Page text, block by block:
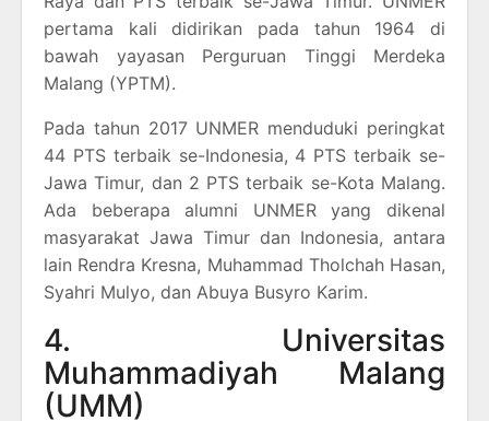
pertama kali didirikan pada tahun 1964 di
bawah yayasan Perguruan Tinggi Merdeka
Malang (YPTM).
Pada tahun 2017 UNMER menduduki peringkat
44 PTS terbaik se-Indonesia, 4 PTS terbaik se-
Jawa Timur, dan 2 PTS terbaik se-Kota Malang.
Ada beberapa alumni UNMER yang dikenal
masyarakat Jawa Timur dan Indonesia, antara
lain Rendra Kresna, Muhammad Tholchah Hasan,
Syahri Mulyo, dan Abuya Busyro Karim.
4. Universitas
Muhammadiyah Malang
(UMM)